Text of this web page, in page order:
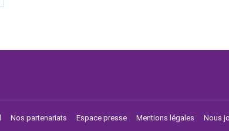
Nos partenariats Espace presse Mentions légales Nous